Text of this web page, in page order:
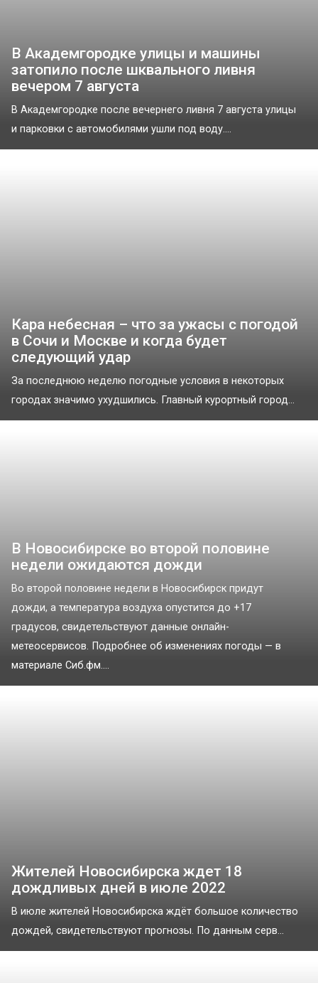
В Академгородке улицы и машины
затопило после шквального ливня
вечером 7 августа
В Академгородке после вечернего ливня 7 августа улицы
и парковки с автомобилями ушли под воду....
Кара небесная – что за ужасы с погодой
в Сочи и Москве и когда будет
следующий удар
За последнюю неделю погодные условия в некоторых
городах значимо ухудшились. Главный курортный город...
В Новосибирске во второй половине
недели ожидаются дожди
Во второй половине недели в Новосибирск придут
дожди, а температура воздуха опустится до +17
градусов, свидетельствуют данные онлайн-
метеосервисов. Подробнее об изменениях погоды — в
материале Сиб.фм....
Жителей Новосибирска ждет 18
дождливых дней в июле 2022
В июле жителей Новосибирска ждёт большое количество
дождей, свидетельствуют прогнозы. По данным серв...